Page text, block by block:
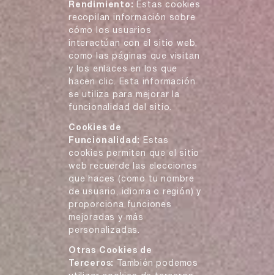
Rendimiento:
Estas cookies
recopilan información sobre
cómo los usuarios
interactúan con el sitio web,
como las páginas que visitan
y los enlaces en los que
hacen clic. Esta información
se utiliza para mejorar la
funcionalidad del sitio.
Cookies de
Funcionalidad:
Estas
cookies permiten que el sitio
web recuerde las elecciones
que haces (como tu nombre
de usuario, idioma o región) y
proporciona funciones
mejoradas y más
personalizadas.
Otras Cookies de
Terceros:
También podemos